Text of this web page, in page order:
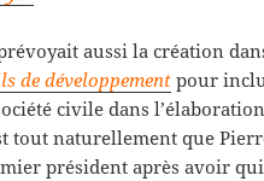
aussi la création
de développement pour
civile dans
tout naturellement que
président après avoir